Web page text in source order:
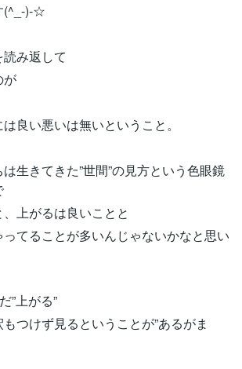
(^_-)-☆
み返して
が
良い悪いは無いということ。
生きてきた”世間”の見方という色眼鏡
上がるは良いことと
てることが多いんじゃないかなと思い
”上がる”
つけず見るということが”あるがま